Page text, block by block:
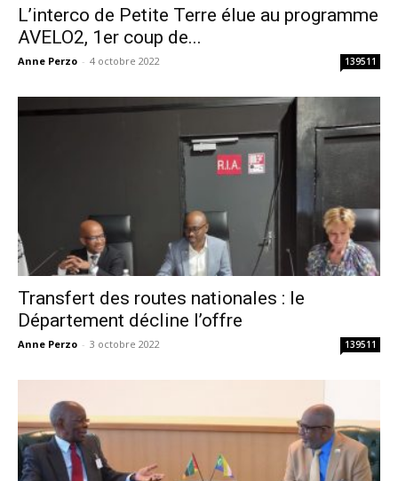
L’interco de Petite Terre élue au programme
AVELO2, 1er coup de...
Anne Perzo - 4 octobre 2022 139511
Transfert des routes nationales : le
Département décline l’offre
Anne Perzo - 3 octobre 2022 139511